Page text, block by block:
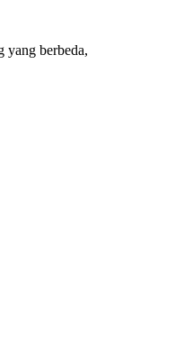
yang berbeda,